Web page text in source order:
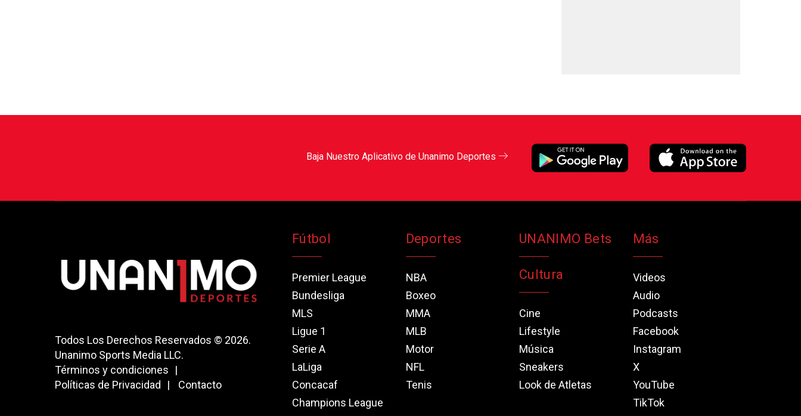
Baja Nuestro Aplicativo de Unanimo Deportes
Todos Los Derechos Reservados © 2026.
Unanimo Sports Media LLC.
Términos y condiciones
Políticas de Privacidad
Contacto
Fútbol
Premier League
Bundesliga
MLS
Ligue 1
Serie A
LaLiga
Concacaf
Champions League
Deportes
NBA
Boxeo
MMA
MLB
Motor
NFL
Tenis
UNANIMO Bets
Cultura
Cine
Lifestyle
Música
Sneakers
Look de Atletas
Más
Videos
Audio
Podcasts
Facebook
Instagram
X
YouTube
TikTok